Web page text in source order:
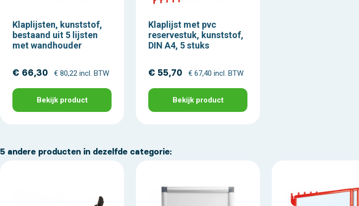
Klaplijsten, kunststof,
bestaand uit 5 lijsten
met wandhouder
€ 66,30 € 80,22 incl. BTW
Bekijk product
Klaplijst met pvc
reservestuk, kunststof,
DIN A4, 5 stuks
€ 55,70 € 67,40 incl. BTW
Bekijk product
5 andere producten in dezelfde categorie: